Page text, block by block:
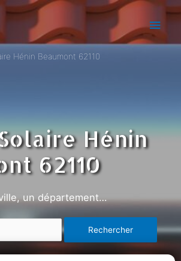
Hénin Beaumont 62110
Hénin
62110
un département…